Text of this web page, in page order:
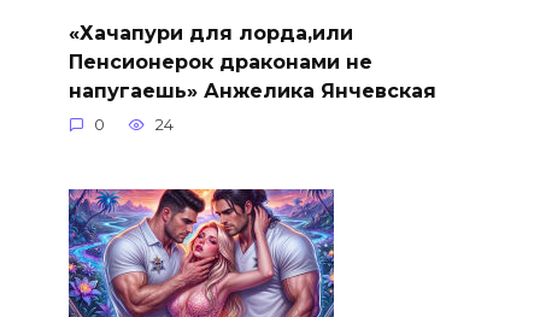
«Хачапури для лорда,или
Пенсионерок драконами не
напугаешь» Анжелика Янчевская
0 24